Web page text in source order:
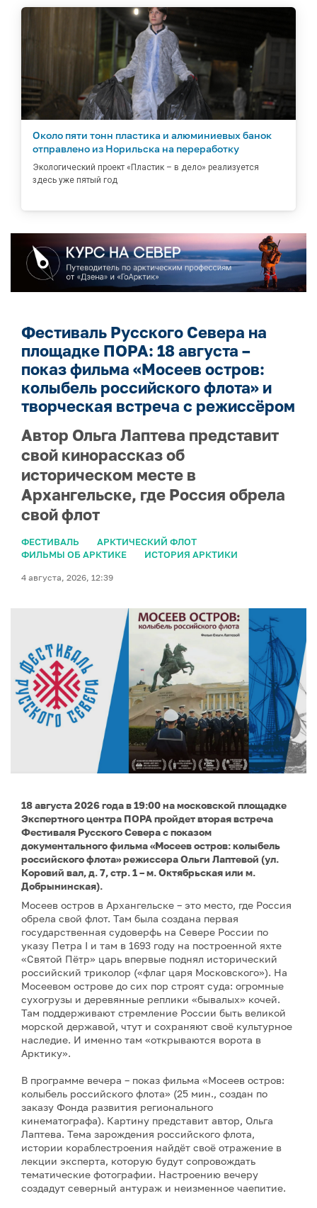
Около пяти тонн пластика и алюминиевых банок
отправлено из Норильска на переработку
Экологический проект «Пластик – в дело» реализуется
здесь уже пятый год
Фестиваль Русского Севера на
площадке ПОРА: 18 августа –
показ фильма «Мосеев остров:
колыбель российского флота» и
творческая встреча с режиссёром
Автор Ольга Лаптева представит
свой кинорассказ об
историческом месте в
Архангельске, где Россия обрела
свой флот
ФЕСТИВАЛЬ
АРКТИЧЕСКИЙ ФЛОТ
ФИЛЬМЫ ОБ АРКТИКЕ
ИСТОРИЯ АРКТИКИ
4 августа, 2026, 12:39
18 августа 2026 года в 19:00 на московской площадке
Экспертного центра ПОРА пройдет вторая встреча
Фестиваля Русского Севера с показом
документального фильма «Мосеев остров: колыбель
российского флота» режиссера Ольги Лаптевой (ул.
Коровий вал, д. 7, стр. 1 – м. Октябрьская или м.
Добрынинская).
Мосеев остров в Архангельске – это место, где Россия
обрела свой флот. Там была создана первая
государственная судоверфь на Севере России по
указу Петра I и там в 1693 году на построенной яхте
«Святой Пётр» царь впервые поднял исторический
российский триколор («флаг царя Московского»). На
Мосеевом острове до сих пор строят суда: огромные
сухогрузы и деревянные реплики «бывалых» кочей.
Там поддерживают стремление России быть великой
морской державой, чтут и сохраняют своё культурное
наследие. И именно там «открываются ворота в
Арктику».
В программе вечера – показ фильма «Мосеев остров:
колыбель российского флота» (25 мин., создан по
заказу Фонда развития регионального
кинематографа). Картину представит автор, Ольга
Лаптева. Тема зарождения российского флота,
истории кораблестроения найдёт своё отражение в
лекции эксперта, которую будут сопровождать
тематические фотографии. Настроению вечеру
создадут северный антураж и неизменное чаепитие.